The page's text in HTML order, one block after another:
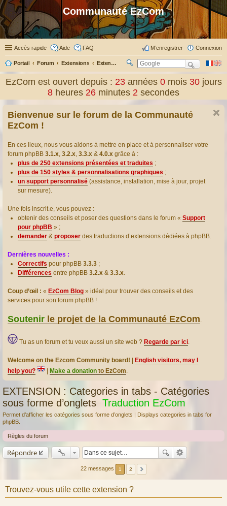
Communauté EzCom
Accès rapide Aide FAQ Connexion
M’enregistrer
Portail Forum Extensions Extensions présentées & traduites
ec
ch
er
EzCom est ouvert depuis : 23 années0 mois30 jours
8 heures 26 minutes 3 secondes
Bienvenue sur le forum de la Communauté
EzCom !
En ces lieux, nous vous aidons à mettre en place et à personnaliser votre
forum phpBB 3.1.x, 3.2.x, 3.3.x & 4.0.x grâce à :
plus de 250 extensions présentées et traduites ;
plus de 150 styles & personnalisations graphiques ;
un support personnalisé (assistance, installation, mise à jour, projet
sur mesure).
Une fois inscrit.e, vous pouvez :
obtenir des conseils et poser des questions dans le forum « Support
pour phpBB » ;
demander & proposer des traductions d’extensions dédiées à phpBB.
Dernières nouvelles :
Correctifs pour phpBB 3.3.3 ;
Différences entre phpBB 3.2.x & 3.3.x.
Coup d’œil : « EzCom Blog » idéal pour trouver des conseils et des
services pour son forum phpBB !
Soutenir le projet de la Communauté EzCom.
Tu as un forum et tu veux aussi un site web ? Regarde par ici.
Welcome on the Ezcom Community board!
English visitors, may I
help you?
Make a donation to EzCom.
EXTENSION : Categories in tabs - Catégories
sous forme d’onglets Traduction EzCom
Permet d’afficher les catégories sous forme d’onglets | Displays categories in tabs for
phpBB.
Règles du forum
Répondre
22 messages 1 2
Trouvez-vous utile cette extension ?